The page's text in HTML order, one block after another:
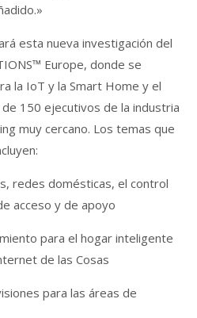
esta nueva investigación del
Europe, donde se
la IoT y la Smart Home y el
150 ejecutivos de la industria
muy cercano. Los temas que
redes domésticas, el control
acceso y de apoyo
para el hogar inteligente
de las Cosas
para las áreas de